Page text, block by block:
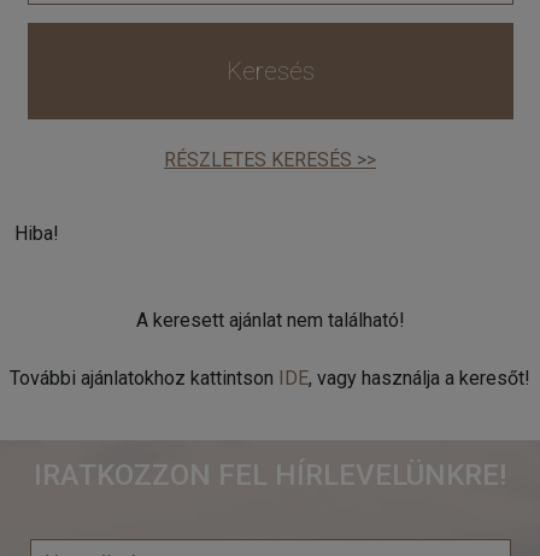
Keresés
RÉSZLETES KERESÉS >>
Hiba!
A keresett ajánlat nem található!
További ajánlatokhoz kattintson IDE, vagy használja a keresőt!
IRATKOZZON FEL HÍRLEVELÜNKRE!